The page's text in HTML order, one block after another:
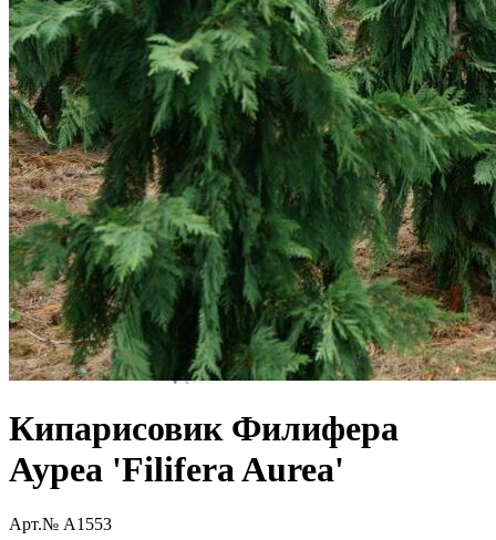
Кипарисовик Филифера
Ауреа 'Filifera Aurea'
Арт.№ A1553